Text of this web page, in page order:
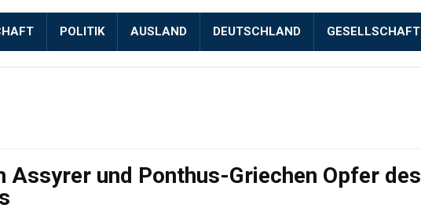
POLITIK AUSLAND DEUTSCHLAND GESELLSCHAFT
Assyrer und Ponthus-Griechen Opfer des